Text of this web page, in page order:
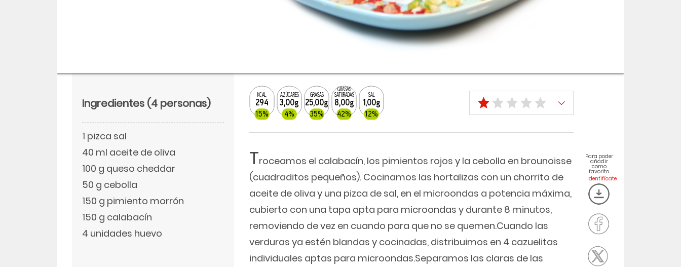
KCAL
294
15%
AZÚCARES
3,00g
4%
GRASAS
25,00g
35%
GRASAS
SATURADAS
8,00g
42%
SAL
1,00g
12%
Troceamos el calabacín, los pimientos rojos y la cebolla en brounoisse
(cuadraditos pequeños). Cocinamos las hortalizas con un chorrito de
aceite de oliva y una pizca de sal, en el microondas a potencia máxima,
cubierto con una tapa apta para microondas y durante 8 minutos,
removiendo de vez en cuando para que no se quemen.Cuando las
verduras ya estén blandas y cocinadas, distribuimos en 4 cazuelitas
individuales aptas para microondas.Separamos las claras de las
Para poder
añadir
como
favorito
Ingredientes (4 personas)
1 pizca sal
40 ml aceite de oliva
100 g queso cheddar
50 g cebolla
150 g pimiento morrón
150 g calabacín
4 unidades huevo